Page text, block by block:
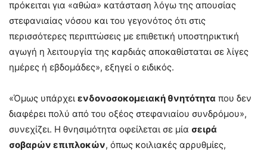
πρόκειται για «αθώα» κατάσταση λόγω της απουσίας
στεφανιαίας νόσου και του γεγονότος ότι στις
περισσότερες περιπτώσεις με επιθετική υποστηρικτική
αγωγή η λειτουργία της καρδιάς αποκαθίσταται σε λίγες
ημέρες ή εβδομάδες», εξηγεί ο ειδικός.
«Όμως υπάρχει ενδονοσοκομειακή θνητότητα που δεν
διαφέρει πολύ από του οξέος στεφανιαίου συνδρόμου»,
συνεχίζει. Η θνησιμότητα οφείλεται σε μία σειρά
σοβαρών επιπλοκών, όπως κοιλιακές αρρυθμίες,